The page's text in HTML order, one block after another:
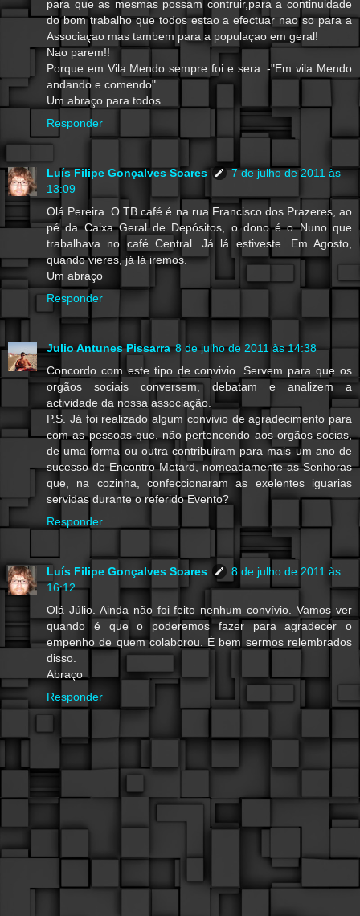
para que as mesmas possam contruir,para a continuidade
do bom trabalho que todos estao a efectuar nao so para a
Associaçao mas tambem para a populaçao em geral!
Nao parem!!
Porque em Vila Mendo sempre foi e sera: -"Em vila Mendo
andando e comendo"
Um abraço para todos
Responder
Luís Filipe Gonçalves Soares
7 de julho de 2011 às
13:09
Olá Pereira. O TB café é na rua Francisco dos Prazeres, ao
pé da Caixa Geral de Depósitos, o dono é o Nuno que
trabalhava no café Central. Já lá estiveste. Em Agosto,
quando vieres, já lá iremos.
Um abraço
Responder
Julio Antunes Pissarra 8 de julho de 2011 às 14:38
Concordo com este tipo de convivio. Servem para que os
orgãos sociais conversem, debatam e analizem a
actividade da nossa associação.
P.S. Já foi realizado algum convivio de agradecimento para
com as pessoas que, não pertencendo aos orgãos socias,
de uma forma ou outra contribuiram para mais um ano de
sucesso do Encontro Motard, nomeadamente as Senhoras
que, na cozinha, confeccionaram as exelentes iguarias
servidas durante o referido Evento?
Responder
Luís Filipe Gonçalves Soares
8 de julho de 2011 às
16:12
Olá Júlio. Ainda não foi feito nenhum convívio. Vamos ver
quando é que o poderemos fazer para agradecer o
empenho de quem colaborou. É bem sermos relembrados
disso.
Abraço
Responder